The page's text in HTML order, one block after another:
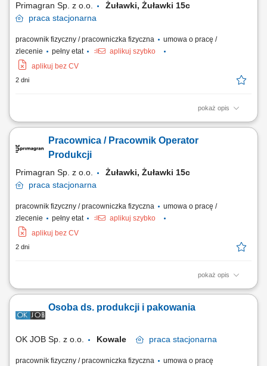
Primagran Sp. z o.o.
Żuławki, Żuławki 15c
praca stacjonarna
pracownik fizyczny / pracowniczka fizyczna
umowa o pracę /
zlecenie
pełny etat
aplikuj szybko
aplikuj bez CV
2 dni
pokaż opis
Dodatkowe informacje: praca zmianowa: tak, 2 zmiany; dni pracy: dni
tryb wypłaty: miesięczna. Twój zakres obowiązków: praca na stanowisku
produkcyjnym - produkcja zlewozmywaków granitowych; obsługa
Pracownica / Pracownik Operator
Produkcji
Primagran Sp. z o.o.
Żuławki, Żuławki 15c
praca stacjonarna
pracownik fizyczny / pracowniczka fizyczna
umowa o pracę /
zlecenie
pełny etat
aplikuj szybko
aplikuj bez CV
2 dni
pokaż opis
Zakres obowiązków: Produkcja zlewozmywaków granitowych na
technicznych. Realizacja norm jakościowych oraz planów
wydajnościowych. Dbanie o bezpieczeństwo pracy i porządek na
Osoba ds. produkcji i pakowania
OK JOB Sp. z o.o. Kowale praca stacjonarna
pracownik fizyczny / pracowniczka fizyczna umowa o pracę